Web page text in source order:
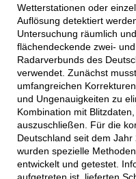
Wetterstationen oder
Auflösung detektiert
Untersuchung räumlich
flächendeckende zwei-
Radarverbunds des
verwendet. Zunächst
umfangreichen
und Ungenauigkeiten zu
Kombination mit
auszuschließen. Für die
Deutschland seit dem Jahr
wurden spezielle
entwickelt und getestet.
aufgetreten ist, lieferten